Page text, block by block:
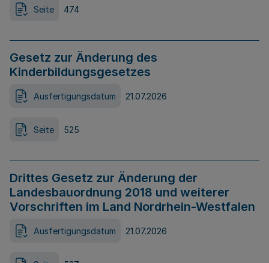
Seite 474
Gesetz zur Änderung des
Kinderbildungsgesetzes
Ausfertigungsdatum 21.07.2026
Seite 525
Drittes Gesetz zur Änderung der
Landesbauordnung 2018 und weiterer
Vorschriften im Land Nordrhein-Westfalen
Ausfertigungsdatum 21.07.2026